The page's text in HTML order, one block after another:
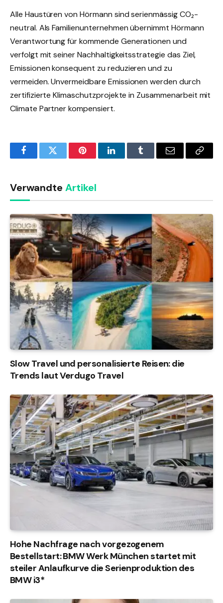
Alle Haustüren von Hörmann sind serienmässig CO₂-
neutral. Als Familienunternehmen übernimmt Hörmann
Verantwortung für kommende Generationen und
verfolgt mit seiner Nachhaltigkeitsstrategie das Ziel,
Emissionen konsequent zu reduzieren und zu
vermeiden. Unvermeidbare Emissionen werden durch
zertifizierte Klimaschutzprojekte in Zusammenarbeit mit
Climate Partner kompensiert.
FacebookTwitter PinterestLinkedInTumblr Email
Copy
Verwandte Artikel
Slow Travel und personalisierte Reisen: die
Trends laut Verdugo Travel
Hohe Nachfrage nach vorgezogenem
Bestellstart: BMW Werk München startet mit
steiler Anlaufkurve die Serienproduktion des
BMW i3*